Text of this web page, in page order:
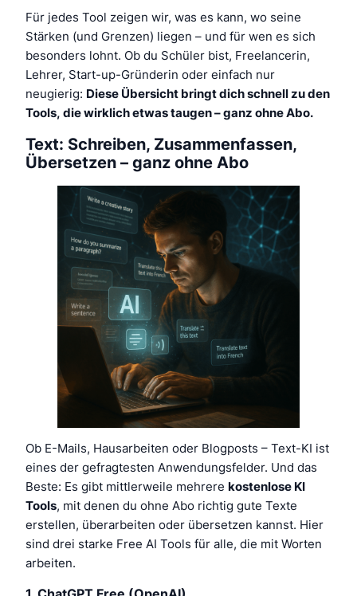
Für jedes Tool zeigen wir, was es kann, wo seine
Stärken (und Grenzen) liegen – und für wen es sich
besonders lohnt. Ob du Schüler bist, Freelancerin,
Lehrer, Start-up-Gründerin oder einfach nur
neugierig: Diese Übersicht bringt dich schnell zu den
Tools, die wirklich etwas taugen – ganz ohne Abo.
Text: Schreiben, Zusammenfassen,
Übersetzen – ganz ohne Abo
Ob E-Mails, Hausarbeiten oder Blogposts – Text-KI ist
eines der gefragtesten Anwendungsfelder. Und das
Beste: Es gibt mittlerweile mehrere kostenlose KI
Tools, mit denen du ohne Abo richtig gute Texte
erstellen, überarbeiten oder übersetzen kannst. Hier
sind drei starke Free AI Tools für alle, die mit Worten
arbeiten.